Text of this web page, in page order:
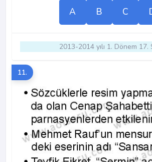
A B C
2013-2014 yılı 1. Dönem 17.
11.